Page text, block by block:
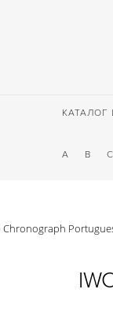
A B C
Chronograph